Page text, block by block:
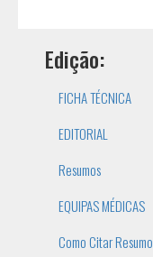
Edição:
FICHA TÉCNICA
EDITORIAL
Resumos
EQUIPAS MÉDICAS
Como Citar Resumo